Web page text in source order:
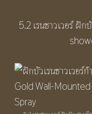
5.2 เรนชาวเวอร์ ฝั